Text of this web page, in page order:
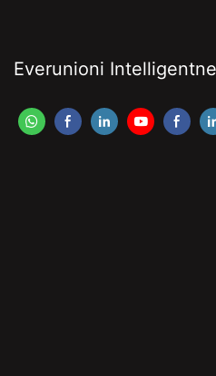
Everunioni